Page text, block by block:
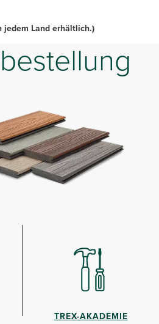
Land erhältlich.)
TREX-AKADEMIE